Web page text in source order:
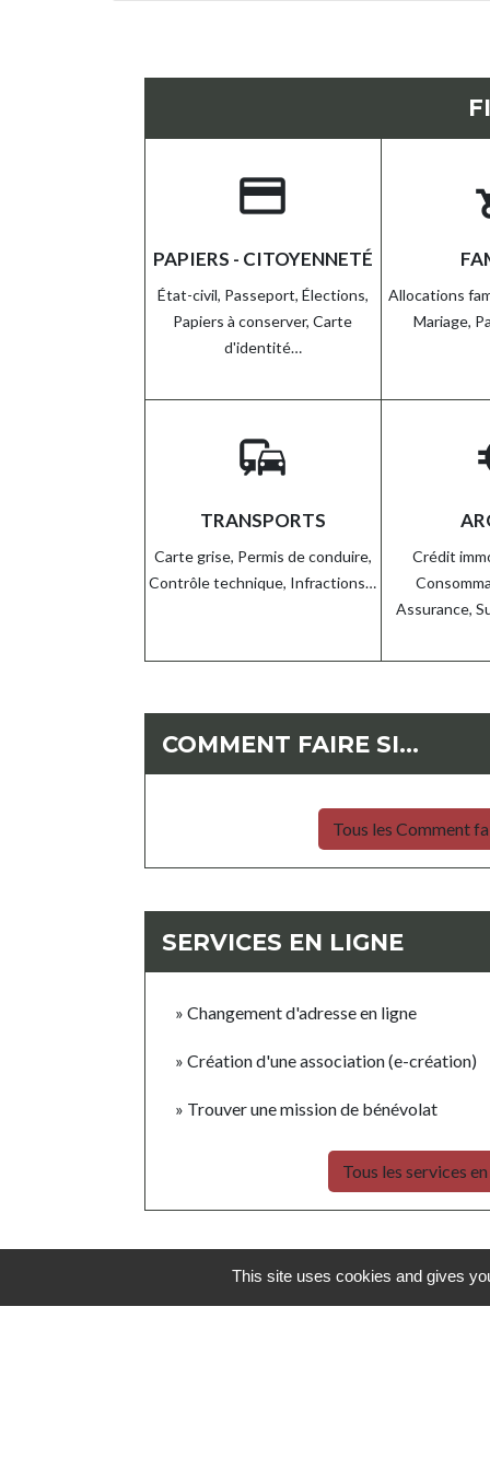
credit_card
PAPIERS - CITOYENNETÉ
État-civil, Passeport, Élections,
Papiers à conserver,Carte
d'identité…
Allocations
Mariage,
commute
TRANSPORTS
Carte grise, Permis de conduire,
Contrôle technique, Infractions…
Crédit
Assurance,
COMMENT FAIRE SI…
Tous les Comment
SERVICES EN LIGNE
Changement d'adresse en ligne
Création d'une association (e-création)
Trouver une mission de bénévolat
Tous les services
This site uses cookies and gives